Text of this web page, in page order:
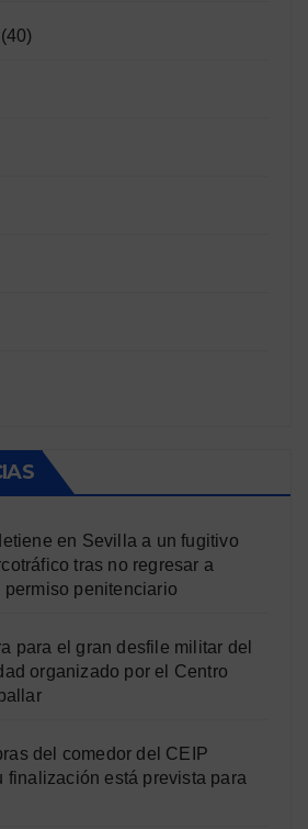
(40)
en Sevilla a un fugitivo
tras no regresar a
penitenciario
para el gran desfile militar del
organizado por el Centro
del comedor del CEIP
finalización está prevista para